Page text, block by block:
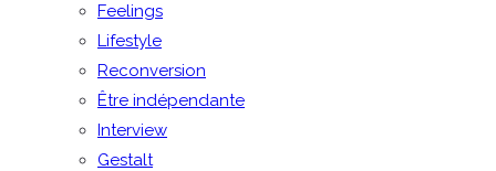
Feelings
Lifestyle
Reconversion
Être indépendante
Interview
Gestalt